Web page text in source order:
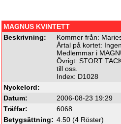
MAGNUS KVINTETT
Beskrivning:
Kommer från:
Årtal på kortet:
Medlemmar i
Övrigt: STORT
till oss.
Index: D1028
Nyckelord:
Datum:
2006-08-23 19:29
Träffar:
6068
Betygsättning: 4.50 (4 Röster)